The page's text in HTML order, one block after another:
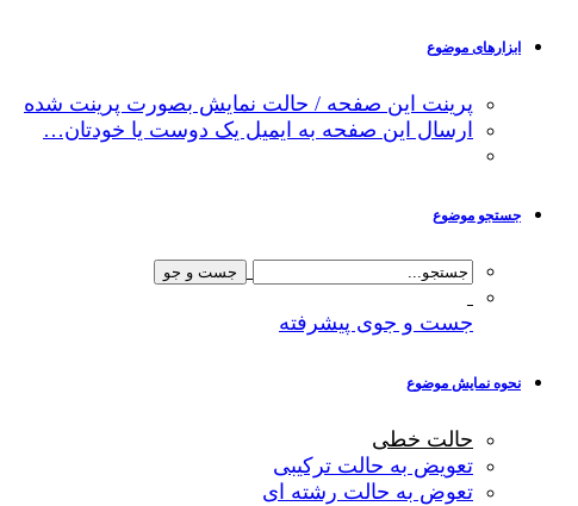
ابزارهای موضوع
پرینت این صفحه / حالت نمایش بصورت پرینت شده
ارسال این صفحه به ایمیل یک دوست یا خودتان…
جستجو موضوع
جست و جوی پیشرفته
نحوه نمایش موضوع
حالت خطی
تعویض به حالت ترکیبی
تعوض به حالت رشته ای